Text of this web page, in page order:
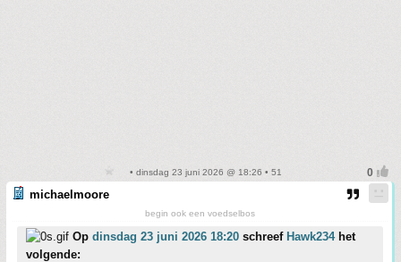
• dinsdag 23 juni 2026 @ 18:26 • 51
michaelmoore
begin ook een voedselbos
Op dinsdag 23 juni 2026 18:20 schreef Hawk234het
volgende: